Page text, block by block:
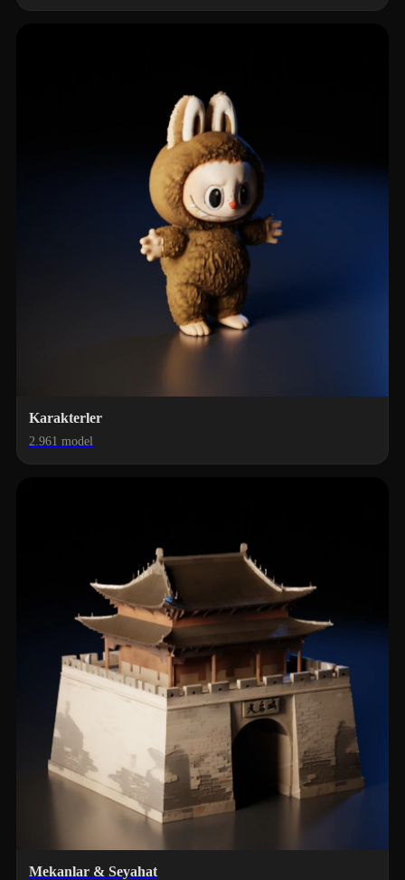
Karakterler
2.961 model
Mekanlar & Seyahat